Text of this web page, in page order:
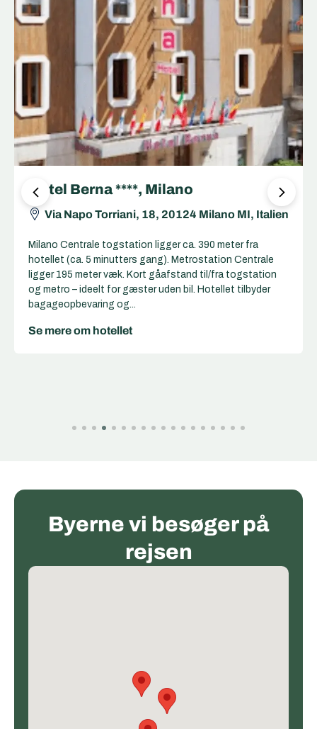
Hotel Berna ****, Milano
Via Napo Torriani, 18, 20124 Milano MI, Italien
Milano Centrale togstation ligger ca. 390 meter fra
hotellet (ca. 5 minutters gang). Metrostation Centrale
ligger 195 meter væk. Kort gåafstand til/fra togstation
og metro – ideelt for gæster uden bil. Hotellet tilbyder
bagageopbevaring og...
Se mere om hotellet
Byerne vi besøger på
rejsen